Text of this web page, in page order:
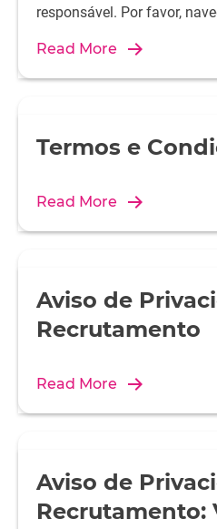
responsável. Por favor,
Read More
Termos e
Read More
Aviso de
Recrutamento
Read More
Aviso de
Recrutamento: